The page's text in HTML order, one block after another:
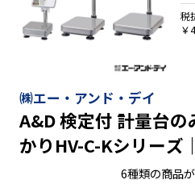
㈱エー・アンド・デイ
A&D 検定付 計量台
かりHV-C-Kシリーズ
～0.1㎏ ひょう量3㎏
6種類の商品
税
￥